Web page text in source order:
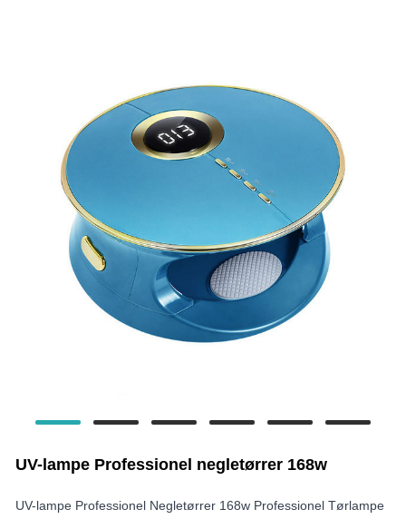
UV-lampe Professionel negletørrer 168w
UV-lampe Professionel Negletørrer 168w Professionel Tørlampe